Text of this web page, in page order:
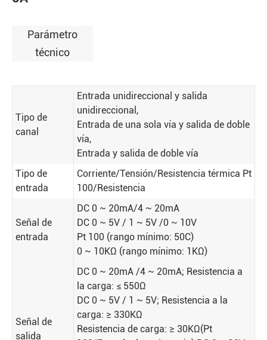
Parámetro
técnico
Tipo de
canal
Entrada unidireccional y salida
unidireccional,
Entrada de una sola vía y salida de doble
vía,
Entrada y salida de doble vía
Tipo de
entrada
Corriente/Tensión/Resistencia térmica Pt
100/Resistencia
Señal de
entrada
DC 0 ~ 20mA/4 ~ 20mA
DC 0 ~ 5V / 1 ~ 5V /0 ~ 10V
Pt 100 (rango mínimo: 50C)
0 ~ 10KΩ (rango mínimo: 1KΩ)
Señal de
salida
DC 0 ~ 20mA /4 ~ 20mA; Resistencia a
la carga: ≤ 550Ω
DC 0 ~ 5V / 1 ~ 5V; Resistencia a la
carga: ≥ 330KΩ
Resistencia de carga: ≥ 30KΩ(Pt